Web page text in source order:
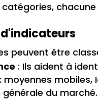
peuvent être
: Ils aident à
moyennes
du